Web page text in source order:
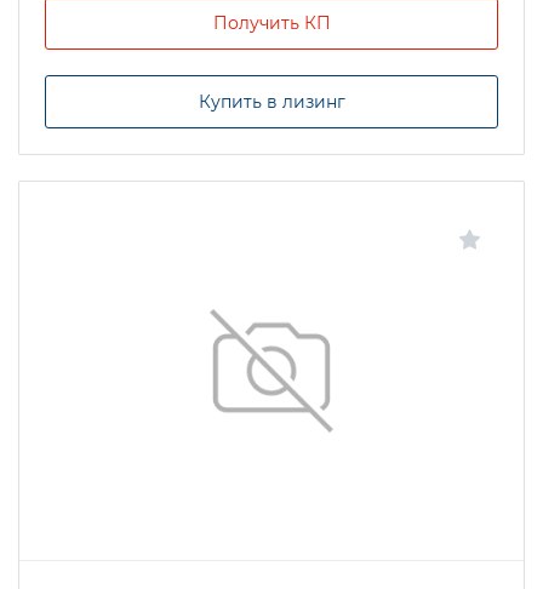
Получить КП
Купить в лизинг